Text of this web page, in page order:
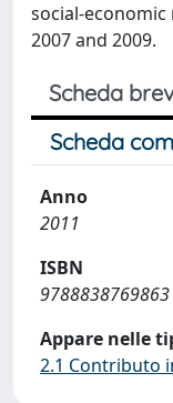
social-
2007 and 2009.
Scheda
Scheda
Anno
2011
ISBN
9788838769863
Appare nelle
2.1 Contributo